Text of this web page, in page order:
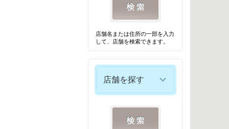
店舗名または住所の一部を入力
して、店舗を検索できます。
店舗を探す